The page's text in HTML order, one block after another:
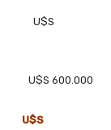
U$S
U$S 600.000